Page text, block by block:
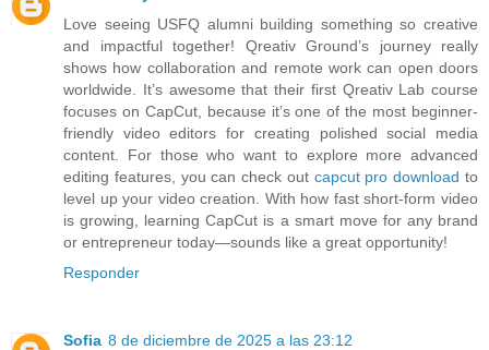
Love seeing USFQ alumni building something so creative
and impactful together! Qreativ Ground’s journey really
shows how collaboration and remote work can open doors
worldwide. It’s awesome that their first Qreativ Lab course
focuses on CapCut, because it’s one of the most beginner-
friendly video editors for creating polished social media
content. For those who want to explore more advanced
editing features, you can check out capcut pro download to
level up your video creation. With how fast short-form video
is growing, learning CapCut is a smart move for any brand
or entrepreneur today—sounds like a great opportunity!
Responder
Sofia 8 de diciembre de 2025 a las 23:12